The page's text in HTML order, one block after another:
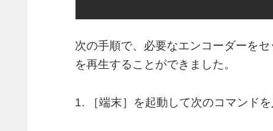
次の手順で、必要なエンコーダーを
を再生することができました。
1. ［端末］を起動して次のコマンドを